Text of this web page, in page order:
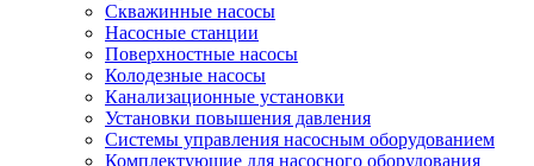
Скважинные насосы
Насосные станции
Поверхностные насосы
Колодезные насосы
Канализационные установки
Установки повышения давления
Системы управления насосным оборудованием
Комплектующие для насосного оборудования